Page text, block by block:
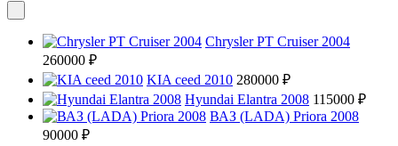
Chrysler PT Cruiser 2004
260000 ₽
KIA ceed 2010 280000 ₽
Hyundai Elantra 2008 115000 ₽
ВАЗ (LADA) Priora 2008
90000 ₽